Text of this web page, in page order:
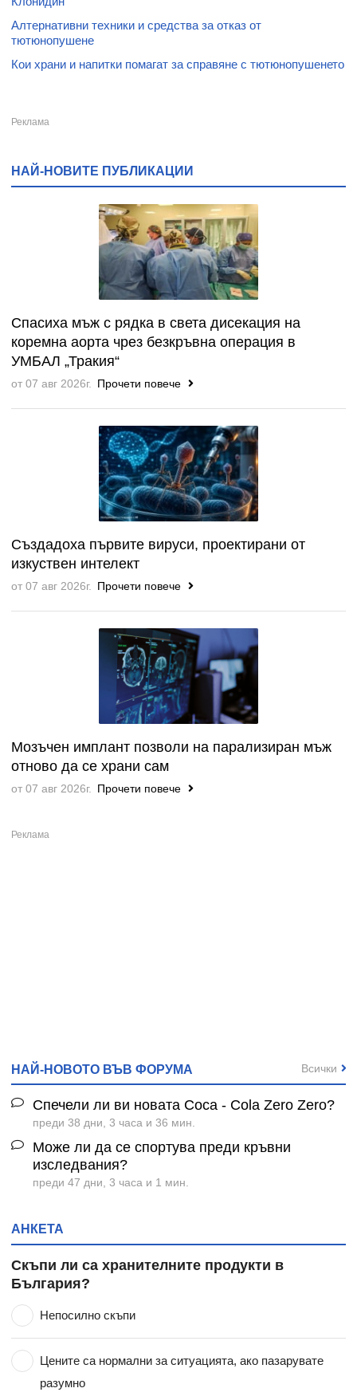
Алтернативни техники и средства за отказ от
тютюнопушене
Кои храни и напитки помагат за справяне с тютюнопушенето
НАЙ-НОВИТЕ ПУБЛИКАЦИИ
Спасиха мъж с рядка в света дисекация на
коремна аорта чрез безкръвна операция в
УМБАЛ „Тракия“
от 07 авг 2026г. Прочети повече
Създадоха първите вируси, проектирани от
изкуствен интелект
от 07 авг 2026г. Прочети повече
Мозъчен имплант позволи на парализиран мъж
отново да се храни сам
от 07 авг 2026г. Прочети повече
НАЙ-НОВОТО ВЪВ ФОРУМА
Спечели ли ви новата Coca - Cola Zero Zero?
преди 38 дни, 3 часа и 36 мин.
Може ли да се спортува преди кръвни
изследвания?
преди 47 дни, 3 часа и 1 мин.
Всички
АНКЕТА
Скъпи ли са хранителните продукти в
България?
Непосилно скъпи
Цените са нормални за ситуацията, ако пазарувате
разумно